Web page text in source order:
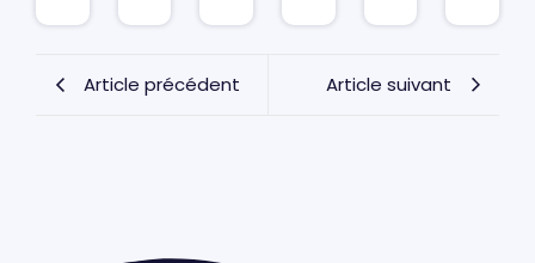
Article précédent Article suivant